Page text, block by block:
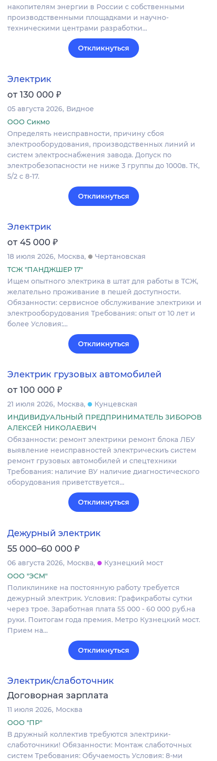
накопителям энергии в России с собственными
производственными площадками и научно-
техническими центрами разработки…
Откликнуться
Электрик
от 130 000 ₽
05 августа 2026 Видное
ООО Сикмо
Определять неисправности, причину сбоя
электрооборудования, производственных линий и
систем электроснабжения завода. Допуск по
электробезопасности не ниже 3 группы до 1000в. ТК,
5/2 с 8-17.
Откликнуться
Электрик
от 45 000 ₽
18 июля 2026 Москва
Чертановская
ТСЖ "ПАНДЖШЕР 17"
Ищем опытного электрика в штат для работы в ТСЖ,
желательно проживание в пешей доступности.
Обязанности: сервисное обслуживание электрики и
электрооборудования Требования: опыт от 10 лет и
более Условия:…
Откликнуться
Электрик грузовых автомобилей
от 100 000 ₽
21 июля 2026 Москва
Кунцевская
ИНДИВИДУАЛЬНЫЙ ПРЕДПРИНИМАТЕЛЬ ЗИБОРОВ
АЛЕКСЕЙ НИКОЛАЕВИЧ
Обязанности: ремонт электрики ремонт блока ЛБУ
выявление неисправностей электрическиъ систем
ремонт грузовых автомобилей и спецтехники
Требования: наличие ВУ наличие диагностического
оборудования приветствуется…
Откликнуться
Дежурный электрик
55 000–60 000 ₽
06 августа 2026 Москва
Кузнецкий мост
ООО "ЭСМ"
Поликлинике на постоянную работу требуется
дежурный электрик. Условия: Графикработы сутки
через трое. Заработная плата 55 000 - 60 000 руб.на
руки. Поитогам года премия. Метро Кузнецкий мост.
Прием на…
Откликнуться
Электрик/слаботочник
Договорная зарплата
11 июля 2026 Москва
ООО "ПР"
В дружный коллектив требуются электрики-
слаботочники! Обязанности: Монтаж слаботочных
систем Требования: Обучаемость Условия: 8-ми